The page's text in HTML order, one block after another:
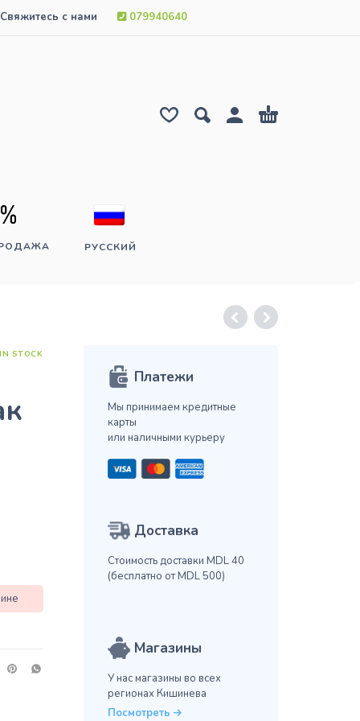
Свяжитесь с нами 079940640
РУССКИЙ
IN STOCK
Платежи
Мы принимаем кредитные
карты
или наличными курьеру
Доставка
Стоимость доставки MDL 40
(бесплатно от MDL 500)
Магазины
У нас магазины во всех
регионах Кишинева
Посмотреть